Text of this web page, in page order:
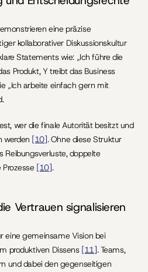
eine präzise
Rollenverteilung bei gleichzeitiger kollaborativer Diskussionskultur
Statements wie: „Ich führe die
Produkt, Y treibt das Business
„Ich arbeite einfach gern mit
wer die finale Autorität besitzt und
werden [10]. Ohne diese Struktur
Reibungsverluste, doppelte
[10].
Vertrauen signalisieren
eine gemeinsame Vision bei
produktiven Dissens [11]. Teams,
und dabei den gegenseitigen